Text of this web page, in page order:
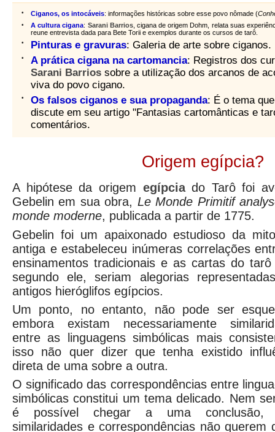
• Ciganos, os intocáveis: informações históricas sobre esse povo nômade (
• A cultura cigana: Sarani Barrios, cigana de origem Dohm, relata suas
reune entrevista dada para Bete Torii e exemplos durante os cursos de tarô.
• Pinturas e gravuras: Galeria de arte sobre ciganos.
• A prática cigana na cartomancia: Registros dos
Sarani Barrios sobre a utilização dos arcanos de
viva do povo cigano.
• Os falsos ciganos e sua propaganda: É o tema
discute em seu artigo "Fantasias cartomânticas e
comentários.
Origem egípcia?
A hipótese da origem egípciado Tarô foi
Gebelin em sua obra, Le Monde Primitif
monde moderne, publicada a partir de 1775.
Gebelin foi um apaixonado estudioso da
antiga e estabeleceu inúmeras correlações
ensinamentos tradicionais e as cartas do tarô
segundo ele, seriam alegorias
antigos hieróglifos egípcios.
Um ponto, no entanto, não pode ser
embora existam necessariamente
entre as linguagens simbólicas mais
isso não quer dizer que tenha existido
direta de uma sobre a outra.
O significado das correspondências entre
simbólicas constitui um tema delicado. Nem
é possível chegar a uma conclusão,
similaridades e correspondências não querem